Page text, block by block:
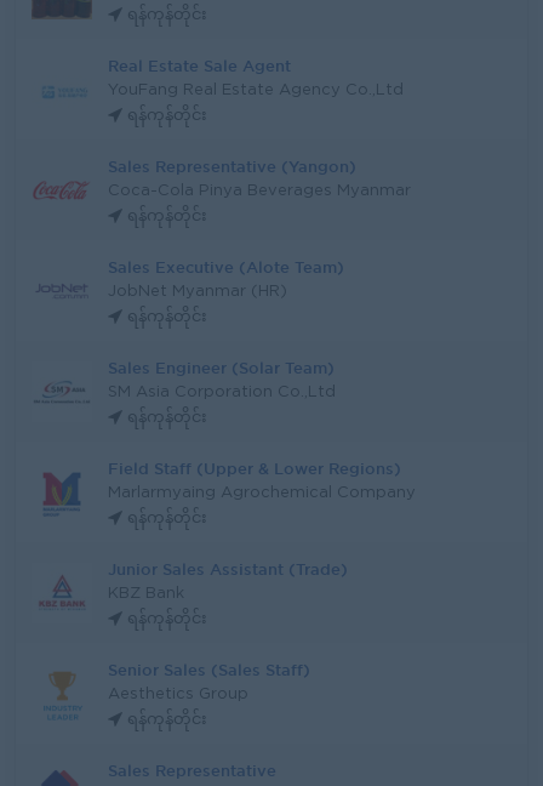
ရန်ကုန်တိုင်း
Real Estate Sale Agent
YouFang Real Estate Agency Co.,Ltd
ရန်ကုန်တိုင်း
Sales Representative (Yangon)
Coca-Cola Pinya Beverages Myanmar
ရန်ကုန်တိုင်း
Sales Executive (Alote Team)
JobNet Myanmar (HR)
ရန်ကုန်တိုင်း
Sales Engineer (Solar Team)
SM Asia Corporation Co.,Ltd
ရန်ကုန်တိုင်း
Field Staff (Upper & Lower Regions)
Marlarmyaing Agrochemical Company
ရန်ကုန်တိုင်း
Junior Sales Assistant (Trade)
KBZ Bank
ရန်ကုန်တိုင်း
Senior Sales (Sales Staff)
Aesthetics Group
ရန်ကုန်တိုင်း
Sales Representative